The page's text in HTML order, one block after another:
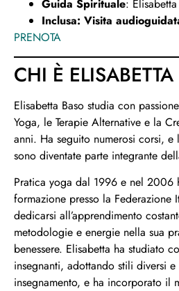
Guida Spirituale:
Inclusa: Visita
PRENOTA
CHI È
Elisabetta Baso studia con
Yoga, le Terapie Alternative e la
anni. Ha seguito numerosi corsi, e
sono diventate parte integrante
Pratica yoga dal 1996 e nel 2006
formazione presso la Federazione
dedicarsi all’apprendimento
metodologie e energie nella sua
benessere. Elisabetta ha studiato
insegnanti, adottando stili diversi
insegnamento, e ha incorporato il